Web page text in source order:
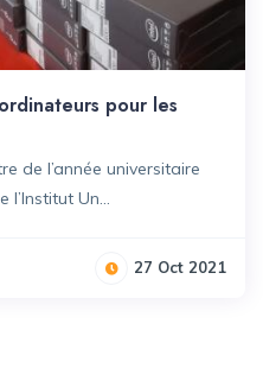
pour les
de l’année universitaire
l’Institut Un...
27 Oct 2021